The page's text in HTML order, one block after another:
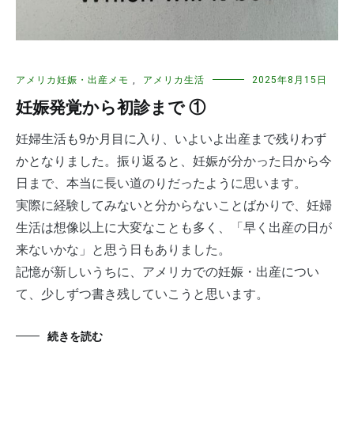
アメリカ妊娠・出産メモ , アメリカ生活 2025年8月15日
妊娠発覚から初診まで ①
妊婦生活も9か月目に入り、いよいよ出産まで残りわず
かとなりました。振り返ると、妊娠が分かった日から今
日まで、本当に長い道のりだったように思います。
実際に経験してみないと分からないことばかりで、妊婦
生活は想像以上に大変なことも多く、「早く出産の日が
来ないかな」と思う日もありました。
記憶が新しいうちに、アメリカでの妊娠・出産につい
て、少しずつ書き残していこうと思います。
続きを読む